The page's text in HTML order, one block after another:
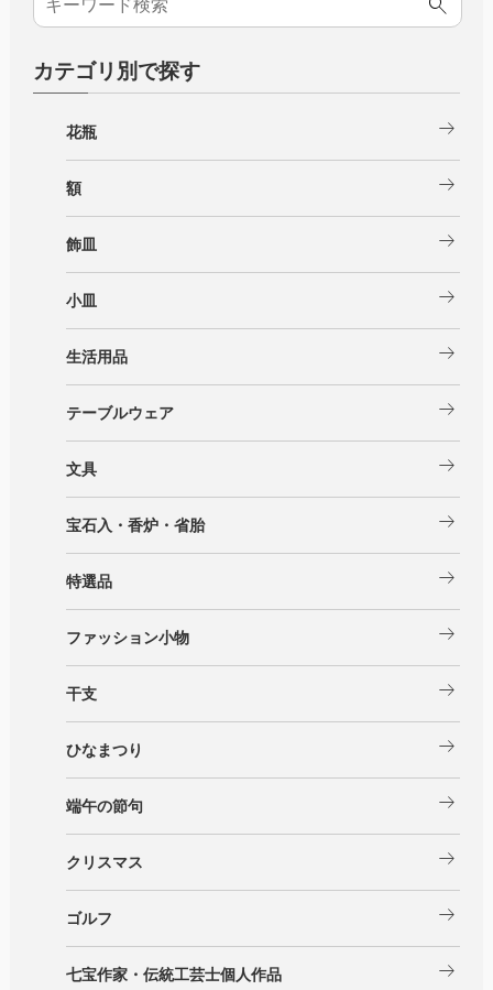
カテゴリ別で探す
花瓶 arrow_right_alt
額 arrow_right_alt
飾皿 arrow_right_alt
小皿 arrow_right_alt
生活用品 arrow_right_alt
テーブルウェア arrow_right_alt
文具 arrow_right_alt
宝石入・香炉・省胎 arrow_right_alt
特選品 arrow_right_alt
ファッション小物 arrow_right_alt
干支 arrow_right_alt
ひなまつり arrow_right_alt
端午の節句 arrow_right_alt
クリスマス arrow_right_alt
ゴルフ arrow_right_alt
七宝作家・伝統工芸士個人作品 arrow_right_alt